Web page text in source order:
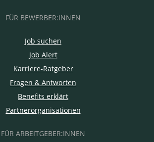
FÜR BEWERBER:INNEN
Job suchen
Job Alert
Karriere-Ratgeber
Fragen & Antworten
Benefits erklärt
Partnerorganisationen
FÜR ARBEITGEBER:INNEN